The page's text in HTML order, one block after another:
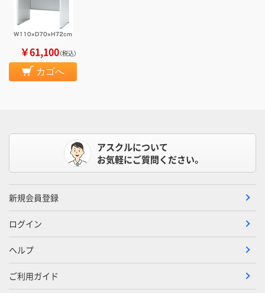
￥61,100（税込）
カゴへ
アスクルについて
お気軽にご質問ください。
新規会員登録
ログイン
ヘルプ
ご利用ガイド